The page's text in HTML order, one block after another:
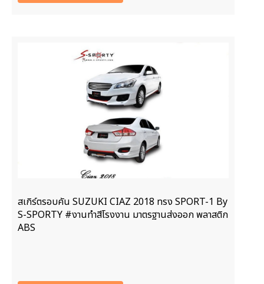
สเกิร์ตรอบคัน SUZUKI CIAZ 2018 ทรง SPORT-1 By
S-SPORTY #งานทำสีโรงงาน มาตรฐานส่งออก พลาสติก
ABS